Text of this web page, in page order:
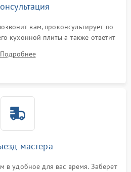
вам, проконсультирует по
кухонной плиты а также ответит
Подробнее
мастера
в удобное для вас время. Заберет